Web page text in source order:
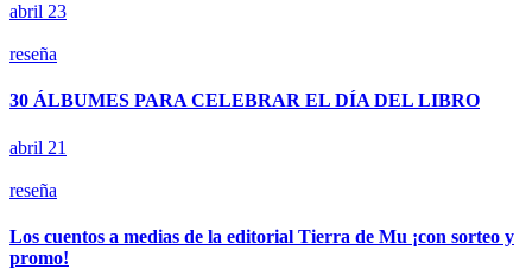
abril 23
reseña
30 ÁLBUMES PARA CELEBRAR EL DÍA DEL LIBRO
abril 21
reseña
Los cuentos a medias de la editorial Tierra de Mu ¡con sorteo y
promo!